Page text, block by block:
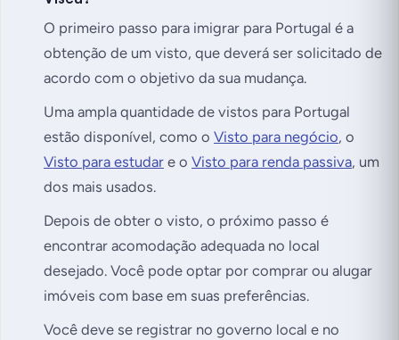
O primeiro passo para imigrar para Portugal é a
obtenção de um visto, que deverá ser solicitado de
acordo com o objetivo da sua mudança.
Uma ampla quantidade de vistos para Portugal
estão disponível, como o Visto para negócio, o
Visto para estudar e o Visto para renda passiva, um
dos mais usados.
Depois de obter o visto, o próximo passo é
encontrar acomodação adequada no local
desejado. Você pode optar por comprar ou alugar
imóveis com base em suas preferências.
Você deve se registrar no governo local e no